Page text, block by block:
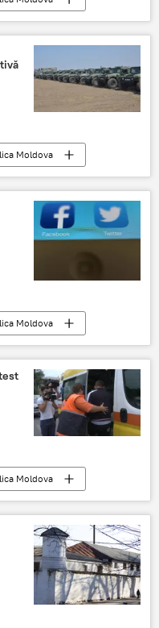
de lei
Moldova
exerciţiu
Moldova
Moldova